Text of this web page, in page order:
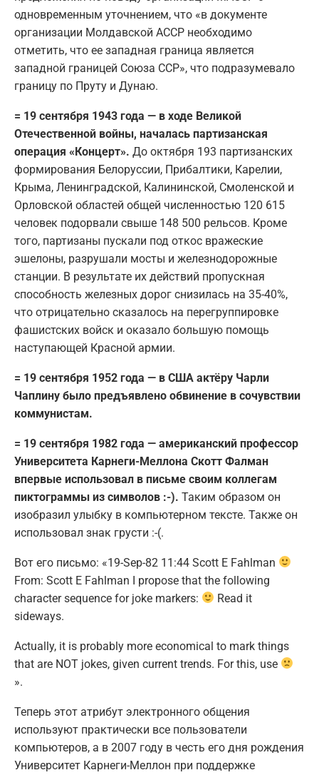
одновременным уточнением, что «в документе
организации Молдавской АССР необходимо
отметить, что ее западная граница является
западной границей Союза ССР», что подразумевало
границу по Пруту и Дунаю.
= 19 сентября 1943 года — в ходе Великой
Отечественной войны, началась партизанская
операция «Концерт». До октября 193 партизанских
формирования Белоруссии, Прибалтики, Карелии,
Крыма, Ленинградской, Калининской, Смоленской и
Орловской областей общей численностью 120 615
человек подорвали свыше 148 500 рельсов. Кроме
того, партизаны пускали под откос вражеские
эшелоны, разрушали мосты и железнодорожные
станции. В результате их действий пропускная
способность железных дорог снизилась на 35-40%,
что отрицательно сказалось на перегруппировке
фашистских войск и оказало большую помощь
наступающей Красной армии.
= 19 сентября 1952 года — в США актёру Чарли
Чаплину было предъявлено обвинение в сочувствии
коммунистам.
= 19 сентября 1982 года — американский профессор
Университета Карнеги-Меллона Скотт Фалман
впервые использовал в письме своим коллегам
пиктограммы из символов :-). Таким образом он
изобразил улыбку в компьютерном тексте. Также он
использовал знак грусти :-(.
Вот его письмо: «19-Sep-82 11:44 Scott E Fahlman
From: Scott E Fahlman I propose that the following
character sequence for joke markers:
Read it
sideways.
Actually, it is probably more economical to mark things
that are NOT jokes, given current trends. For this, use
».
Теперь этот атрибут электронного общения
используют практически все пользователи
компьютеров, а в 2007 году в честь его дня рождения
Университет Карнеги-Меллон при поддержке